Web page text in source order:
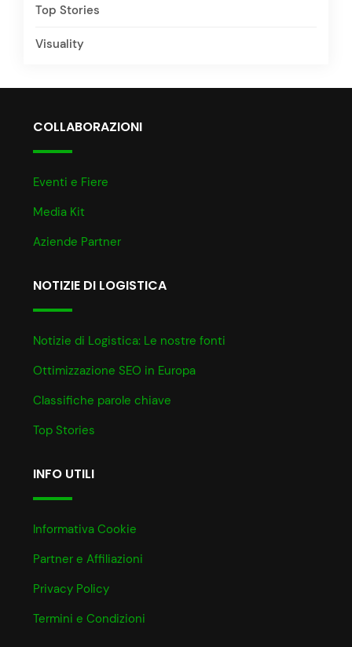
Top Stories
Visuality
COLLABORAZIONI
Eventi e Fiere
Media Kit
Aziende Partner
NOTIZIE DI LOGISTICA
Notizie di Logistica: Le nostre fonti
Ottimizzazione SEO in Europa
Classifiche parole chiave
Top Stories
INFO UTILI
Informativa Cookie
Partner e Affiliazioni
Privacy Policy
Termini e Condizioni